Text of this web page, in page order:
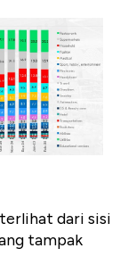
dari sisi
tampak